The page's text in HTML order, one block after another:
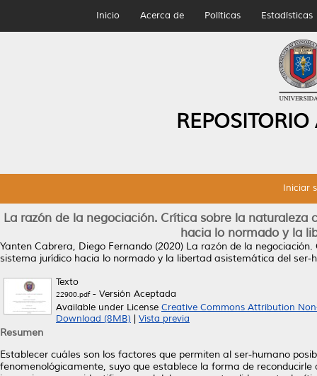
Inicio Acerca de Políticas Estadísticas
Iniciar
La razón de la negociación. Crítica sobre la
hacia lo normado y la
Yanten Cabrera, Diego Fernando (2020) La razón de la
sistema jurídico hacia lo normado y la libertad asistemática del ser-
Texto
22900.pdf- Versión Aceptada
Available under License Creative Commons Attribution
Download (8MB)
Vista previa
Resumen
Establecer cuáles son los factores que permiten al ser-humano
fenomenológicamente, suyo que establece la forma de